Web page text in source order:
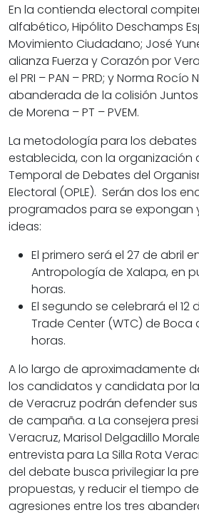
En la contienda electoral
alfabético, Hipólito Deschamps
Movimiento Ciudadano; José
alianza Fuerza y Corazón por
el PRI – PAN – PRD; yNorma Rocío
abanderada de la colisión Juntos
de Morena – PT – PVEM.
La metodología para los
establecida, con la organización
Temporal de Debates del
Electoral (OPLE). Serán dos los
programados para se expongan
ideas:
El primero será el 27 de abril
Antropología de Xalapa, en
horas.
El segundo se celebrará el 12
Trade Center (WTC) de Boca
horas.
A lo largo de aproximadamente
los candidatos y candidata por
de Veracruz podrán defender
de campaña. a La consejera
Veracruz, Marisol Delgadillo
entrevista para La Silla Rota
del debate busca privilegiar la
propuestas, y reducir el tiempo
agresiones entre los tres